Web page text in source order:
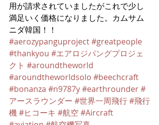
用が請求されていましたがこれで少し
満足いく価格になりました。カムサム
ニダ韓国！！
#aerozypanguproject#greatpeople
#thankyou #エアロジパングプロジェ
クト #aroundtheworld
#aroundtheworldsolo #beechcraft
#bonanza #n9787y#earthrounder#
アースラウンダー #世界一周飛行#飛行
機#ヒコーキ #航空 #Aircraft